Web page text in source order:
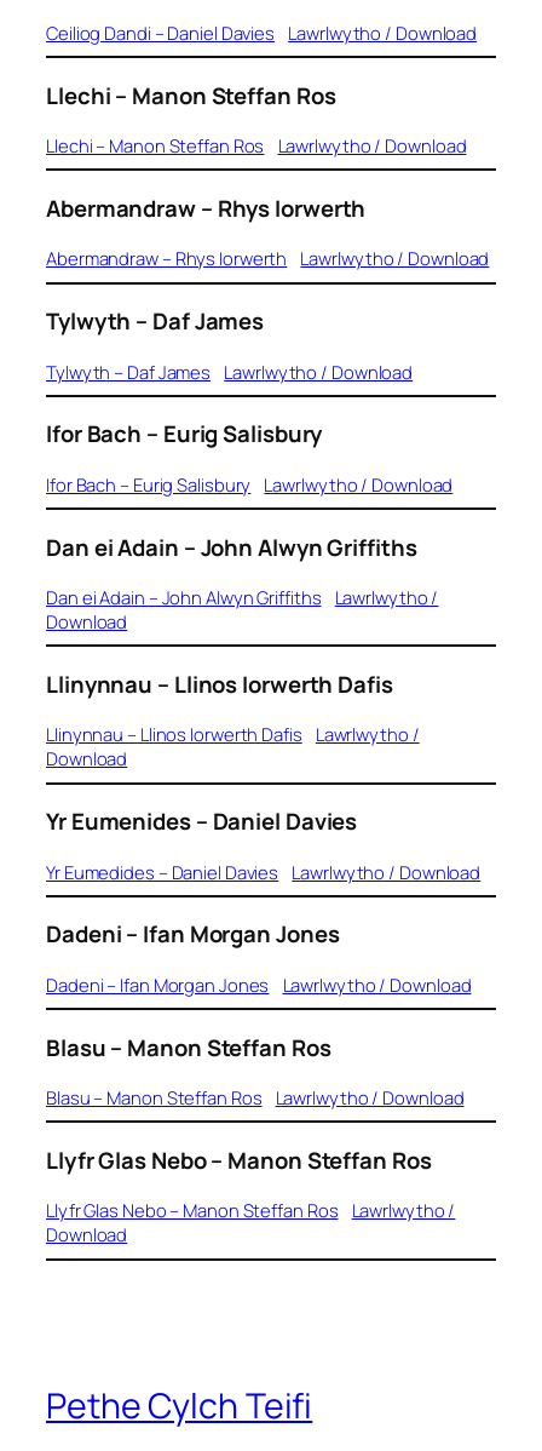
Ceiliog Dandi – Daniel Davies Lawrlwytho / Download
Llechi– Manon Steffan Ros
Llechi – Manon Steffan Ros Lawrlwytho / Download
Abermandraw– Rhys Iorwerth
Abermandraw – Rhys Iorwerth Lawrlwytho / Download
Tylwyth – Daf James
Tylwyth – Daf James Lawrlwytho / Download
Ifor Bach – Eurig Salisbury
Ifor Bach – Eurig Salisbury Lawrlwytho / Download
Dan ei Adain – John Alwyn Griffiths
Dan ei Adain – John Alwyn Griffiths
Lawrlwytho /
Download
Llinynnau – Llinos Iorwerth Dafis
Llinynnau – Llinos Iorwerth Dafis
Lawrlwytho /
Download
Yr Eumenides– Daniel Davies
Yr Eumedides – Daniel Davies Lawrlwytho / Download
Dadeni– Ifan Morgan Jones
Dadeni – Ifan Morgan Jones Lawrlwytho / Download
Blasu– Manon Steffan Ros
Blasu – Manon Steffan Ros Lawrlwytho / Download
Llyfr Glas Nebo– Manon Steffan Ros
Llyfr Glas Nebo – Manon Steffan Ros
Lawrlwytho /
Download
Pethe Cylch Teifi